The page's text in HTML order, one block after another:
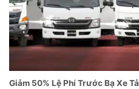
Giảm 50% Lệ Phí Trước Bạ Xe